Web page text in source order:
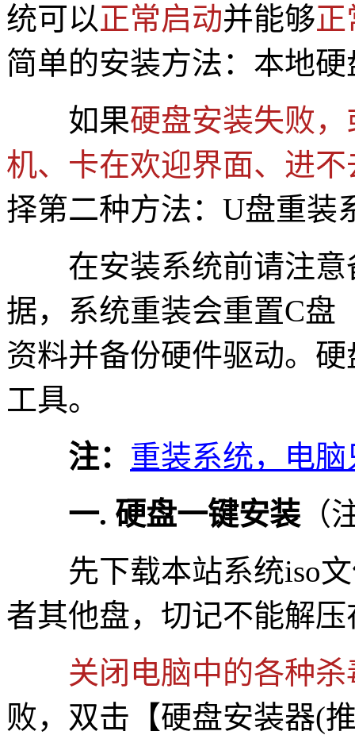
统可以正常启动并能够正
简单的安装方法：本地
如果硬盘安装失败
机、卡在欢迎界面、进
择第二种方法：U盘重装
在安装系统前请注意
据，系统重装会重置C盘
资料并备份硬件驱动。
工具。
注： 重装系统，电
一. 硬盘一键安装 （
先下载本站系统iso文
者其他盘，切记不能解
关闭电脑中的各种
败，双击【硬盘安装器(